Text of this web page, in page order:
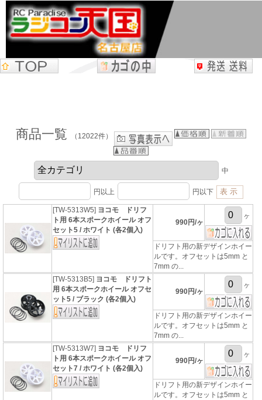
商品一覧 （12022件）
中
円以上 円以下
[TW-5313W5] ヨコモ ドリフ
ト用 6本スポークホイール オフ
セット5 / ホワイト (各2個入)
990円/ヶ
ヶ
ドリフト用の新デザインホイー
ルです。オフセットは5mm と
7mm の...
[TW-5313B5] ヨコモ ドリフト
用 6本スポークホイール オフセ
ット5 / ブラック (各2個入)
990円/ヶ
ヶ
ドリフト用の新デザインホイー
ルです。オフセットは5mm と
7mm の...
[TW-5313W7] ヨコモ ドリフ
ト用 6本スポークホイール オフ
セット7 / ホワイト (各2個入)
990円/ヶ
ヶ
ドリフト用の新デザインホイー
ルです。オフセットは5mm と